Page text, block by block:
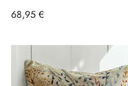
68,95 €